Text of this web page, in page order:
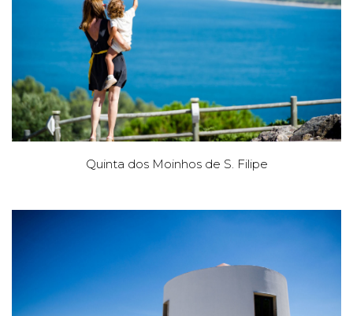
Quinta dos Moinhos de S. Filipe